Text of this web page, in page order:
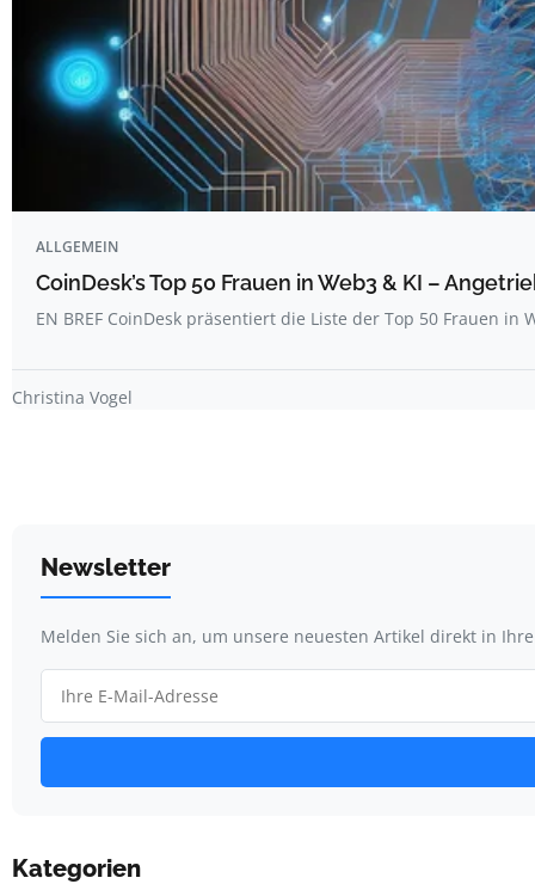
ALLGEMEIN
CoinDesk’s Top 50 Frauen in Web3 & KI –
EN BREF CoinDesk präsentiert die Liste der Top 50 Frauen in
Christina Vogel
Newsletter
Melden Sie sich an, um unsere neuesten Artikel direkt in
Kategorien